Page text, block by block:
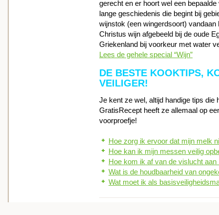
gerecht en er hoort wel een
lange geschiedenis die begint bij
wijnstok (een wingerdsoort)
Christus wijn afgebeeld bij de oude
Griekenland bij voorkeur met water
Lees de gehele special “Wijn”
DE BESTE KOOKTIPS,
VEILIGER!
Je kent ze wel, altijd handige tips
GratisRecept heeft ze allemaal op
voorproefje!
Hoe zorg ik ervoor dat mijn melk
Hoe kan ik mijn messen veilig
Hoe kom ik af van de vislucht
Wat is de houdbaarheid van
Wat moet ik als